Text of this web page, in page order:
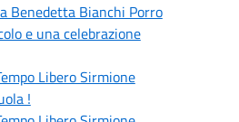
Benedetta Bianchi Porro
e una celebrazione
Libero Sirmione
!